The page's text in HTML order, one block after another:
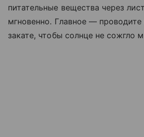
питательные вещества через
мгновенно. Главное —
закате, чтобы солнце не сожгло